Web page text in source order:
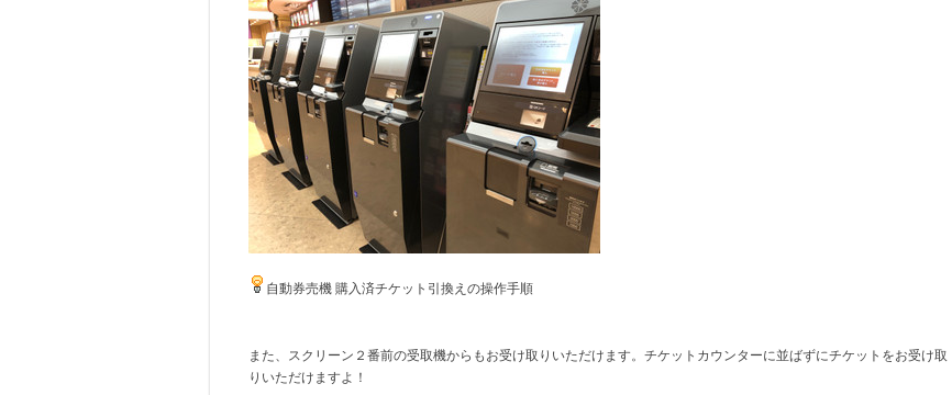
自動券売機 購入済チケット引換えの操作手順
また、スクリーン２番前の受取機からもお受け取りいただけます。チケットカウンターに並ばずにチケットをお受け取
りいただけますよ！